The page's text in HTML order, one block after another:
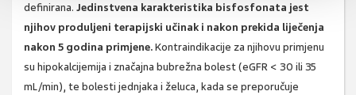
definirana. Jedinstvena karakteristika bisfosfonata jest
njihov produljeni terapijski učinak i nakon prekida liječenja
nakon 5 godina primjene.Kontraindikacije za njihovu primjenu
su hipokalcijemija i značajna bubrežna bolest (eGFR < 30 ili 35
mL/min), te bolesti jednjaka i želuca, kada se preporučuje